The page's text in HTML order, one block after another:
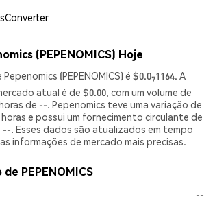
Converter
(PEPENOMICS) Hoje
(PEPENOMICS) é $0.071164. A
atual é de $0.00, com um volume de
de --. Pepenomics teve uma variação de
horas e possui um fornecimento circulante de
. Esses dados são atualizados em tempo
informações de mercado mais precisas.
PEPENOMICS
--